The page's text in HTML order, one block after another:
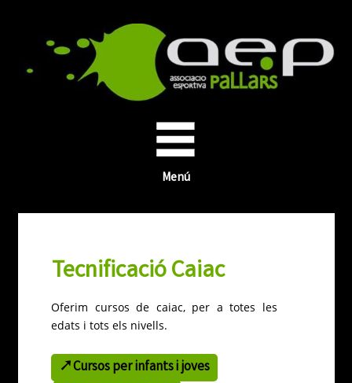
Menú
Tecnificació Caiac
Oferim cursos de caiac, per a totes les
edats i tots els nivells.
Cursos per infants i joves